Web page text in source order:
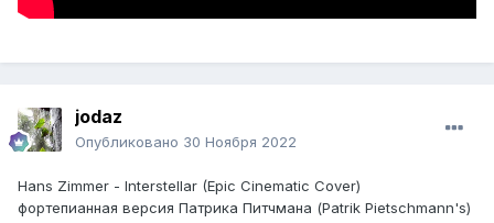
jodaz
Опубликовано 30 Ноября 2022
Hans Zimmer - Interstellar (Epic Cinematic Cover)
фортепианная версия Патрика Питчмана (Patrik Pietschmann's)